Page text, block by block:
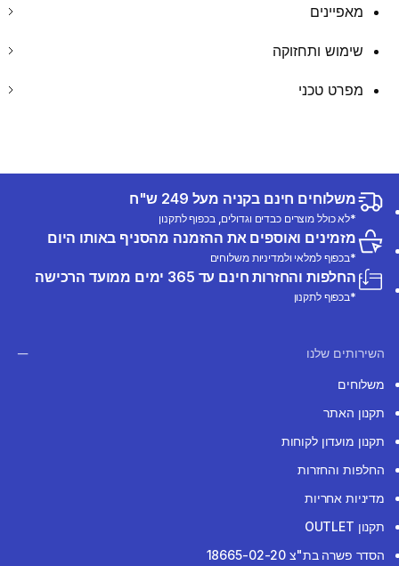
מאפיינים
שימוש ותחזוקה
מפרט טכני
משלוחים חינם בקניה מעל 249 ש"ח
*לא כולל מוצרים כבדים וגדולים, בכפוף לתקנון
מזמינים ואוספים את ההזמנה מהסניף באותו היום
*בכפוף למלאי ולמדיניות משלוחים
החלפות והחזרות חינם עד 365 ימים ממועד הרכישה
*בכפוף לתקנון
השירותים שלנו
משלוחים
תקנון האתר
תקנון מועדון לקוחות
החלפות והחזרות
מדיניות אחריות
תקנון OUTLET
הסדר פשרה בת"צ 18665-02-20